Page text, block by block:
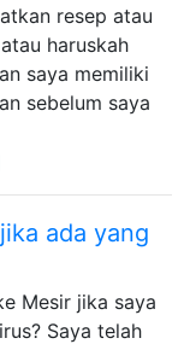
resep atau
haruskah
saya memiliki
sebelum saya
ada yang
Mesir jika saya
Saya telah